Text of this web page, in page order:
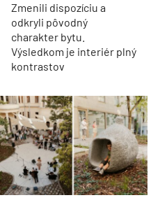
Zmenili dispozíciu a
odkryli pôvodný
charakter bytu.
Výsledkom je interiér plný
kontrastov